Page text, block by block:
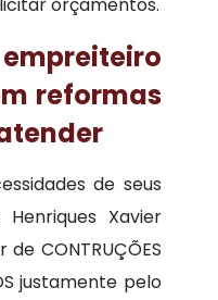
orçamentos.
reformas
de seus
Xavier
CONTRUÇÕES
justamente pelo